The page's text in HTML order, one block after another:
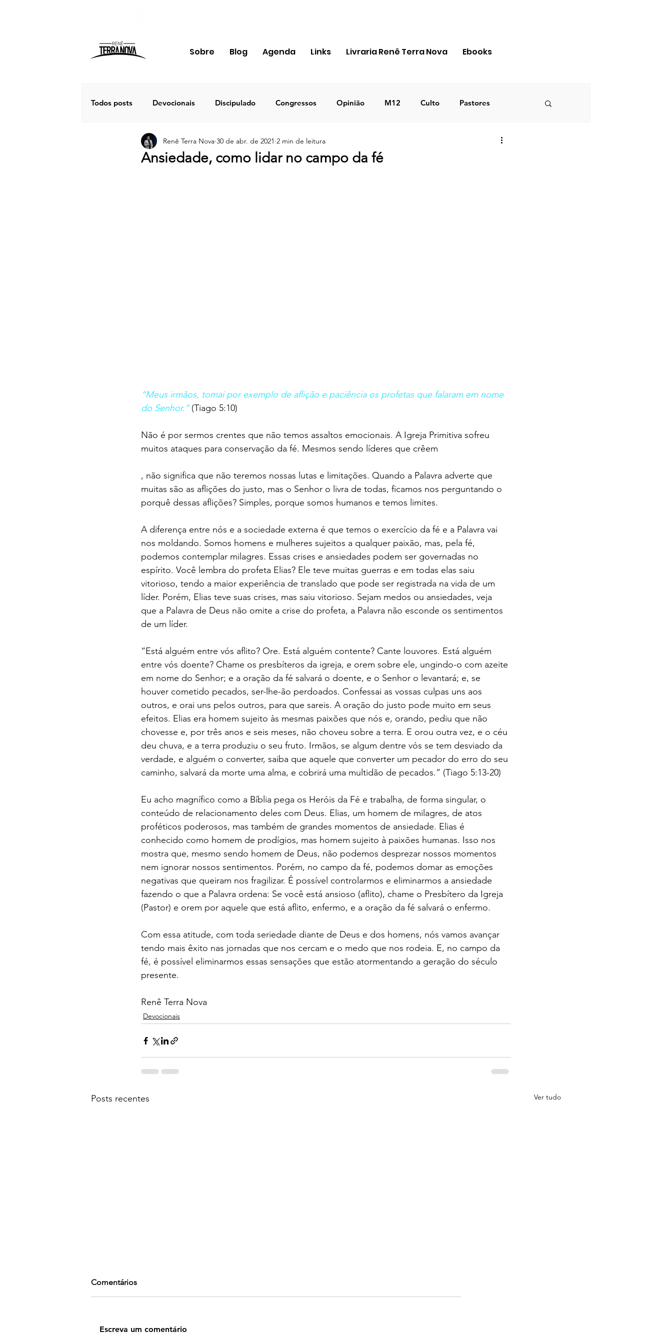
Sobre Blog Agenda Links Livraria Renê Terra Nova Ebooks
Todos posts Devocionais Discipulado Congressos Opinião M12 Culto Pastores
Estudos Palavra Apostólica Igreja
Ansiedade, como lidar no campo da fé
Renê Terra Nova 30 de abr. de 2021 2 min de leitura
“Meus irmãos, tomai por exemplo de aflição e paciência os profetas que falaram em nome
do Senhor.” (Tiago 5:10)
Não é por sermos crentes que não temos assaltos emocionais. A Igreja Primitiva sofreu
muitos ataques para conservação da fé. Mesmos sendo líderes que crêem
, não significa que não teremos nossas lutas e limitações. Quando a Palavra adverte que
muitas são as aflições do justo, mas o Senhor o livra de todas, ficamos nos perguntando o
porquê dessas aflições? Simples, porque somos humanos e temos limites.
A diferença entre nós e a sociedade externa é que temos o exercício da fé e a Palavra vai
nos moldando. Somos homens e mulheres sujeitos a qualquer paixão, mas, pela fé,
podemos contemplar milagres. Essas crises e ansiedades podem ser governadas no
espírito. Você lembra do profeta Elias? Ele teve muitas guerras e em todas elas saiu
vitorioso, tendo a maior experiência de translado que pode ser registrada na vida de um
líder. Porém, Elias teve suas crises, mas saiu vitorioso. Sejam medos ou ansiedades, veja
que a Palavra de Deus não omite a crise do profeta, a Palavra não esconde os sentimentos
de um líder.
“Está alguém entre vós aflito? Ore. Está alguém contente? Cante louvores. Está alguém
entre vós doente? Chame os presbíteros da igreja, e orem sobre ele, ungindo-o com azeite
em nome do Senhor; e a oração da fé salvará o doente, e o Senhor o levantará; e, se
houver cometido pecados, ser-lhe-ão perdoados. Confessai as vossas culpas uns aos
outros, e orai uns pelos outros, para que sareis. A oração do justo pode muito em seus
efeitos. Elias era homem sujeito às mesmas paixões que nós e, orando, pediu que não
chovesse e, por três anos e seis meses, não choveu sobre a terra. E orou outra vez, e o céu
deu chuva, e a terra produziu o seu fruto. Irmãos, se algum dentre vós se tem desviado da
verdade, e alguém o converter, saiba que aquele que converter um pecador do erro do seu
caminho, salvará da morte uma alma, e cobrirá uma multidão de pecados.” (Tiago 5:13-20)
Eu acho magnífico como a Bíblia pega os Heróis da Fé e trabalha, de forma singular, o
conteúdo de relacionamento deles com Deus. Elias, um homem de milagres, de atos
proféticos poderosos, mas também de grandes momentos de ansiedade. Elias é
conhecido como homem de prodígios, mas homem sujeito à paixões humanas. Isso nos
mostra que, mesmo sendo homem de Deus, não podemos desprezar nossos momentos
nem ignorar nossos sentimentos. Porém, no campo da fé, podemos domar as emoções
negativas que queiram nos fragilizar. É possível controlarmos e eliminarmos a ansiedade
fazendo o que a Palavra ordena: Se você está ansioso (aflito), chame o Presbítero da Igreja
(Pastor) e orem por aquele que está aflito, enfermo, e a oração da fé salvará o enfermo.
Com essa atitude, com toda seriedade diante de Deus e dos homens, nós vamos avançar
tendo mais êxito nas jornadas que nos cercam e o medo que nos rodeia. E, no campo da
fé, é possível eliminarmos essas sensações que estão atormentando a geração do século
presente.
Renê Terra Nova
Devocionais
Posts recentes Ver tudo
Comentários
Escreva um comentário